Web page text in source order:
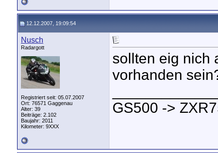
12.12.2007, 19:09:54
Nusch
Radargott
Registriert seit: 05.07.2007
Ort: 76571 Gaggenau
Alter: 39
Beiträge: 2.102
Baujahr: 2011
Kilometer: 9XXX
sollten eig nich
vorhanden
GS500 ->